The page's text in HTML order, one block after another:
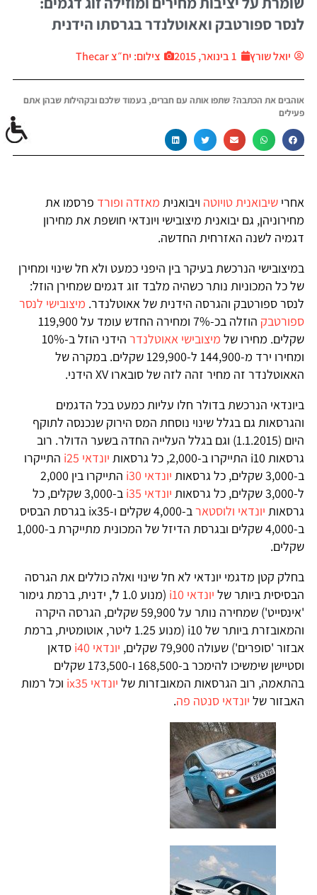
לנסר ספורטבק ואאוטלנדר בגרסתו הידנית
יואל שורץ 1 בינואר, 2015 צילום: יח״צ Thecar
אוהבים את הכתבה? שתפו אותה עם חברים, בעמוד שלכם ובקהילות שבהן אתם
פעילים
אחרי שיבואנית טויוטה ויבואנית מאזדה ופורד פרסמו את
מחירוניהן, גם יבואנית מיצובישי ויונדאי חושפת את מחירון
דגמיה לשנה האזרחית החדשה.
במיצובישי הנרכשת בעיקר בין היפני כמעט ולא חל שינוי ומחירן
של כל המכוניות נותר כשהיה מלבד זוג דגמים שמחירן הוזל:
לנסר ספורטבק והגרסה הידנית של אאוטלנדר. מיצובישי לנסר
ספורטבק
הוזלה בכ-7% ומחירה החדש עומד על 119,900
שקלים. מחירו של מיצובישי אאוטלנדר
הידני הוזל ב-10%
ומחירו ירד מ-144,900 ל-129,900 שקלים. במקרה של
האאוטלנדר זה מחיר זהה לזה של סובארו XV הידני.
ביונדאי הנרכשת בדולר חלו עליות כמעט בכל הדגמים
והגרסאות גם בגלל שינוי נוסחת המס הירוק שנכנסה לתוקף
היום (1.1.2015) וגם בגלל העלייה החדה בשער הדולר. רוב
גרסאות i10 התייקרו ב-2,000, כל גרסאות
יונדאי i25
התייקרו
ב-3,000 שקלים, כל גרסאות
יונדאי i30
התייקרו בין 2,000
ל-3,000 שקלים, כל גרסאות
יונדאי i35
ב-3,000 שקלים, כל
גרסאות יונדאי ולוסטאר
ב-4,000 שקלים ו-ix35 בגרסת הבסיס
ב-4,000 שקלים ובגרסת הדיזל של המכונית מתייקרת ב-1,000
שקלים.
בחלק קטן מדגמי יונדאי לא חל שינוי ואלה כוללים את הגרסה
הבסיסית ביותר של יונדאי i10
(מנוע 1.0 ל', ידנית, ברמת גימור
'אינסייט') שמחירה נותר על 59,900 שקלים, הגרסה היקרה
והמאובזרת ביותר של i10 (מנוע 1.25 ליטר, אוטומטית, ברמת
אבזור 'סופרים') שעולה 79,900 שקלים,
יונדאי i40
סדאן
וסטיישן שימשיכו להימכר ב-168,500 ו-173,500 שקלים
בהתאמה, רוב הגרסאות המאובזרות של יונדאי ix35
וכל רמות
האבזור של יונדאי סנטה פה.